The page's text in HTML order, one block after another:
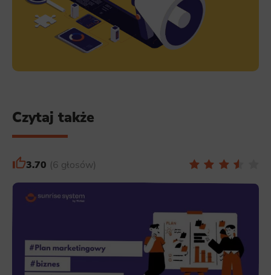
Czytaj także
3.70 6 głosów